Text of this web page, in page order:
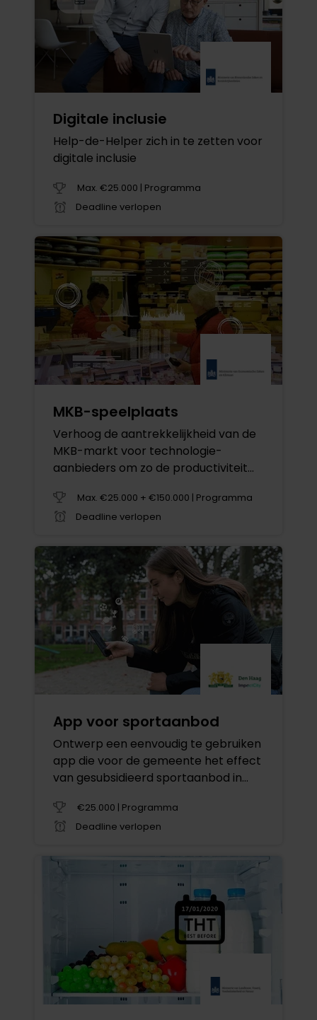
Digitale inclusie
Help-de-Helper zich in te zetten voor
digitale inclusie
Max. €25.000 | Programma
Deadline verlopen
MKB-speelplaats
Verhoog de aantrekkelijkheid van de
MKB-markt voor technologie-
aanbieders om zo de productiviteit
Max. €25.000 + €150.000 | Programma
Deadline verlopen
App voor sportaanbod
Ontwerp een eenvoudig te gebruiken
app die voor de gemeente het effect
van gesubsidieerd sportaanbod in
€25.000 | Programma
Deadline verlopen